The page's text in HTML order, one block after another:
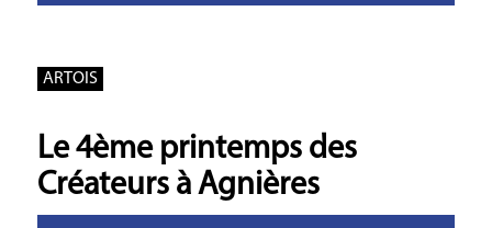
ARTOIS
Le 4ème printemps des
Créateurs à Agnières